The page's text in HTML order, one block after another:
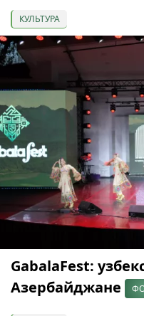
КУЛЬТУРА
GabalaFest:
Азербайджане